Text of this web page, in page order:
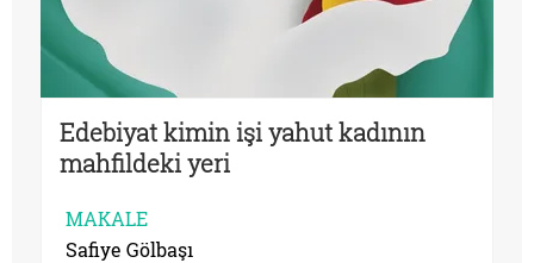
Edebiyat kimin işi yahut kadının
mahfildeki yeri
MAKALE
Safiye Gölbaşı